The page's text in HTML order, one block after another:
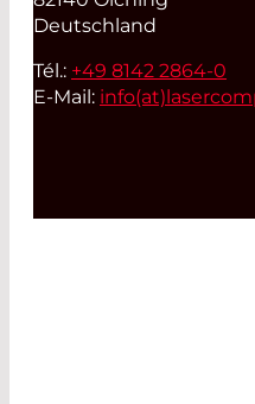
Deutschland
Tél.: +49 8142 2864-0
E-Mail: info(at)